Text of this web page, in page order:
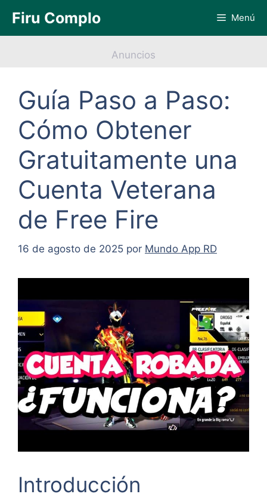
contenido
Firu Complo Menú
Anuncios
Guía Paso a Paso:
Cómo Obtener
Gratuitamente una
Cuenta Veterana
de Free Fire
16 de agosto de 2025 por Mundo App RD
Introducción